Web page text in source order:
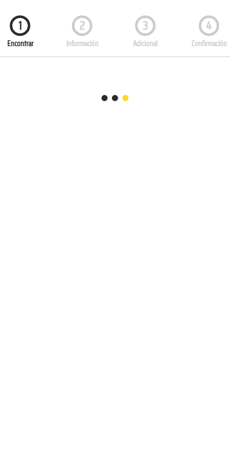
1
Encontrar
2
Información
3
Adicional
4
Confirmación